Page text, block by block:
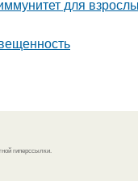
для
гиперссылки.